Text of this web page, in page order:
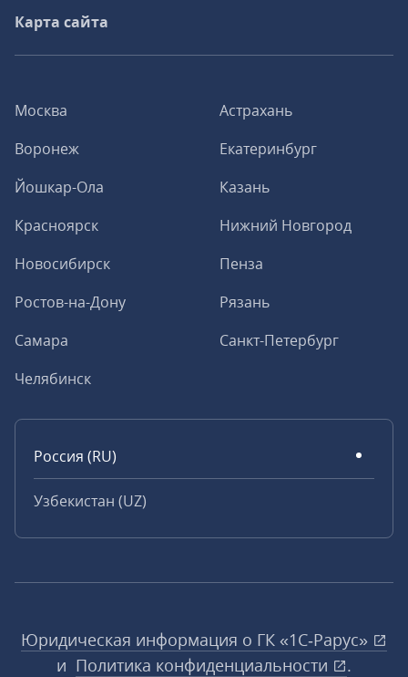
Москва
Астрахань
Воронеж
Екатеринбург
Йошкар-Ола
Казань
Красноярск
Нижний Новгород
Новосибирск
Пенза
Ростов-на-Дону
Рязань
Самара
Санкт-Петербург
Челябинск
Россия (RU)
Узбекистан (UZ)
Карта сайта
Юридическая информация о ГК «1С‑Рарус»
и Политика конфиденциальности
.